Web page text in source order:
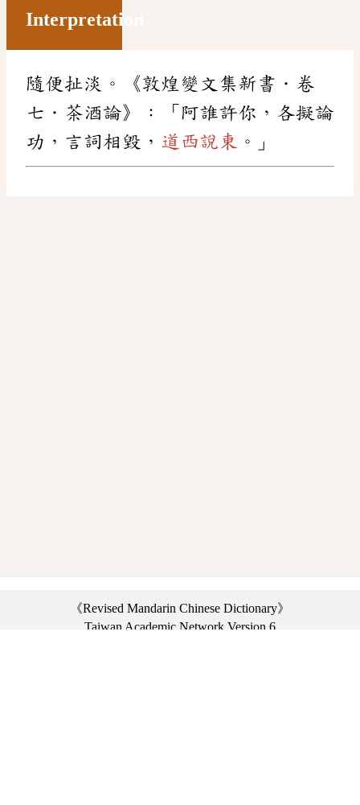
Interpretation
隨便扯淡。《敦煌變文集新書．卷
七．茶酒論》：「阿誰許你，各擬論
功，言詞相毀， 道西說東 。」
《Revised Mandarin Chinese Dictionary》
Taiwan Academic Network Version 6